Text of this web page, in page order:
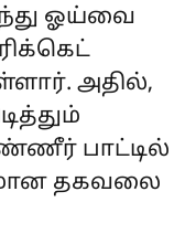
ஓய்வை
அதில்,
பாட்டில்
தகவலை